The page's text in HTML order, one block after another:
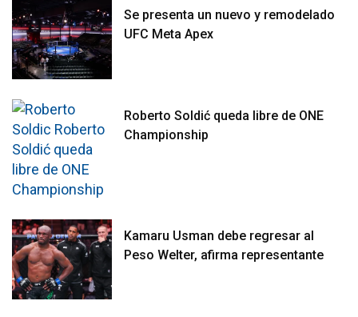
Se presenta un nuevo y remodelado
UFC Meta Apex
Roberto Soldić queda libre de ONE
Championship
Kamaru Usman debe regresar al
Peso Welter, afirma representante